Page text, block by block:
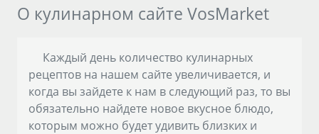
О кулинарном сайте VosMarket
Каждый день количество кулинарных
рецептов на нашем сайте увеличивается, и
когда вы зайдете к нам в следующий раз, то вы
обязательно найдете новое вкусное блюдо,
которым можно будет удивить близких и